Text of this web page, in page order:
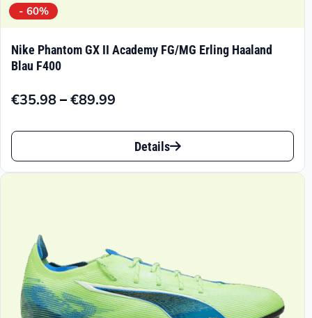
- 60%
Nike Phantom GX II Academy FG/MG Erling Haaland
Blau F400
€35.98–€89.99
Preisspanne:
€35.98
€89.99
Dieses
Produkt
Varianten
auf.
Die
Optionen
Details